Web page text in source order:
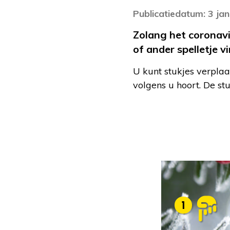
Publicatiedatum: 3
Zolang het
of ander spelletje
U kunt stukjes
volgens u hoort. De